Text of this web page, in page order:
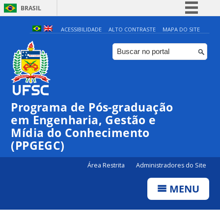
BRASIL
Simplifique!
Comunica BR
Participe
Canais
ACESSIBILIDADE ALTO CONTRASTE MAPA DO SITE
Programa de Pós-graduação
em Engenharia, Gestão e
Mídia do Conhecimento
(PPGEGC)
Área Restrita Administradores do Site
MENU